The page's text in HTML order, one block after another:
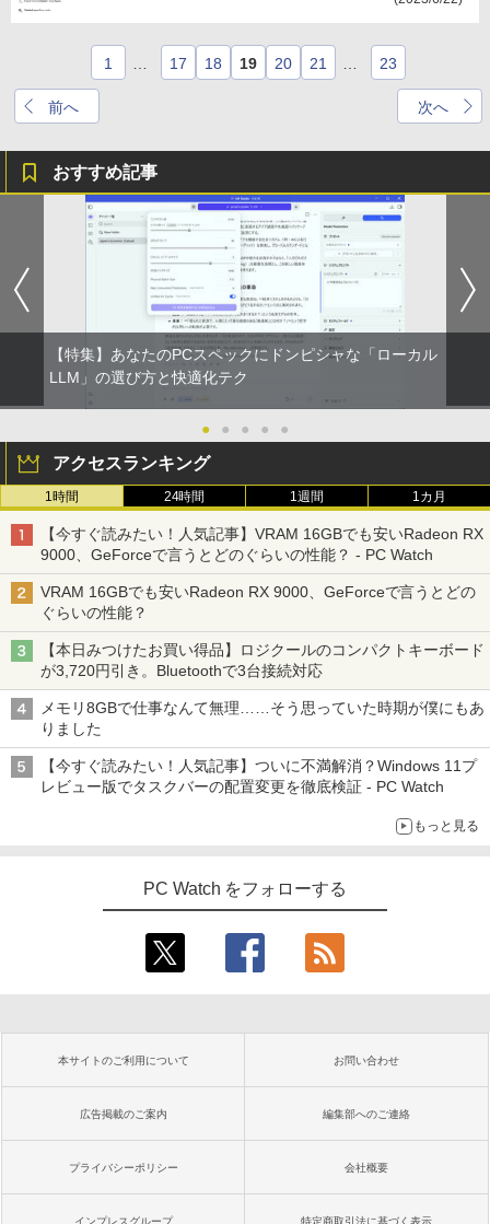
前へ
1 17 18 19 20 21 23
次へ
おすすめ記事
【特集】あなたのPCスペックにドンピシャな「ローカル
LLM」の選び方と快適化テク
● ● ● ● ●
アクセスランキング
1時間 24時間 1週間 1カ月
【今すぐ読みたい！人気記事】VRAM 16GBでも安いRadeon RX
9000、GeForceで言うとどのぐらいの性能？ - PC Watch
VRAM 16GBでも安いRadeon RX 9000、GeForceで言うとどの
ぐらいの性能？
【本日みつけたお買い得品】ロジクールのコンパクトキーボード
が3,720円引き。Bluetoothで3台接続対応
メモリ8GBで仕事なんて無理……そう思っていた時期が僕にもあ
りました
【今すぐ読みたい！人気記事】ついに不満解消？Windows 11プ
レビュー版でタスクバーの配置変更を徹底検証 - PC Watch
もっと見る
PC Watch をフォローする
本サイトのご利用について お問い合わせ
広告掲載のご案内 編集部へのご連絡
プライバシーポリシー 会社概要
インプレスグループ 特定商取引法に基づく表示